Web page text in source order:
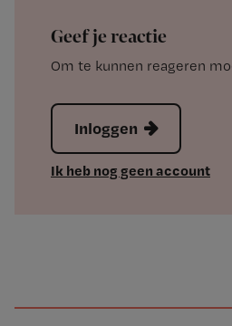
Geef je reactie
Om te kunnen reageren
Inloggen
Ik heb nog geen account